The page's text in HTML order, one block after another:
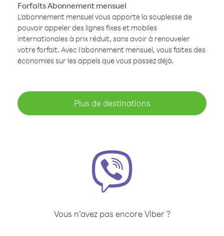
Forfaits Abonnement mensuel
L'abonnement mensuel vous apporte la souplesse de
pouvoir appeler des lignes fixes et mobiles
internationales à prix réduit, sans avoir à renouveler
votre forfait. Avec l'abonnement mensuel, vous faites des
économies sur les appels que vous passez déjà.
Plus de destinations
Vous n’avez pas encore Viber ?